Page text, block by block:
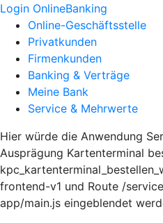
Login OnlineBanking
Online-Geschäftsstelle
Privatkunden
Firmenkunden
Banking & Verträge
Meine Bank
Service & Mehrwerte
Hier würde die Anwendung
Ausprägung Kartenterminal
frontend-v1 und Route /
app/main.js eingeblendet